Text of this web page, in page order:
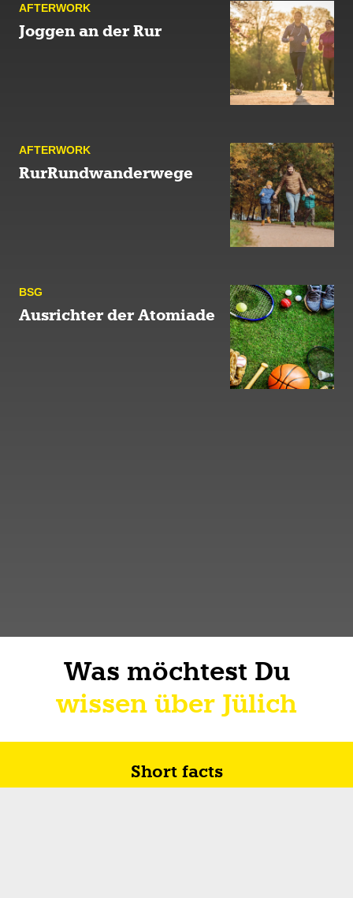
AFTER­WORK
Joggen an der Rur
AFTER­WORK
RurRundwanderwege
BSG
Ausrichter der Atomiade
Was möchtest Du
wissen über Jülich
Short facts